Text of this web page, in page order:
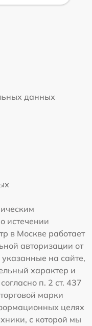
данных
истечении
в Москве работает
авторизации от
на сайте,
характер и
п. 2 ст. 437
марки
целях
с которой мы